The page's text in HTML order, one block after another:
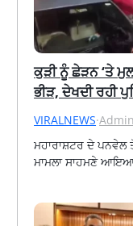
ਕੁੜੀ ਨੂੰ ਛੇੜਨ ‘ਤੇ
ਭੀੜ, ਦੇਖਦੀ ਰਹੀ
VIRALNEWS·Admin
ਮਹਾਰਾਸ਼ਟਰ ਦੇ ਪਨਵੇਲ
ਮਾਮਲਾ ਸਾਹਮਣੇ